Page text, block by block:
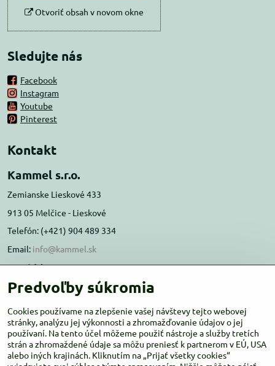
Otvoriť obsah v novom okne
Sledujte nás
Facebook
Instagram
Youtube
Pinterest
Kontakt
Kammel s.r.o.
Zemianske Lieskové 433
913 05 Melčice - Lieskové
Telefón: (+421) 904 489 334
Email: info@kammel.sk
Prevádzka:
Administratívna budova PD Melčice
Otváracie hodiny:PO-ŠT 8:00 - 16:00
PIA-NE Zatvorené
Predvoľby súkromia
Cookies používame na zlepšenie vašej návštevy tejto webovej
stránky, analýzu jej výkonnosti a zhromažďovanie údajov o jej
používaní. Na tento účel môžeme použiť nástroje a služby tretích
strán a zhromaždené údaje sa môžu preniesť k partnerom v EÚ, USA
alebo iných krajinách. Kliknutím na „Prijať všetky cookies“